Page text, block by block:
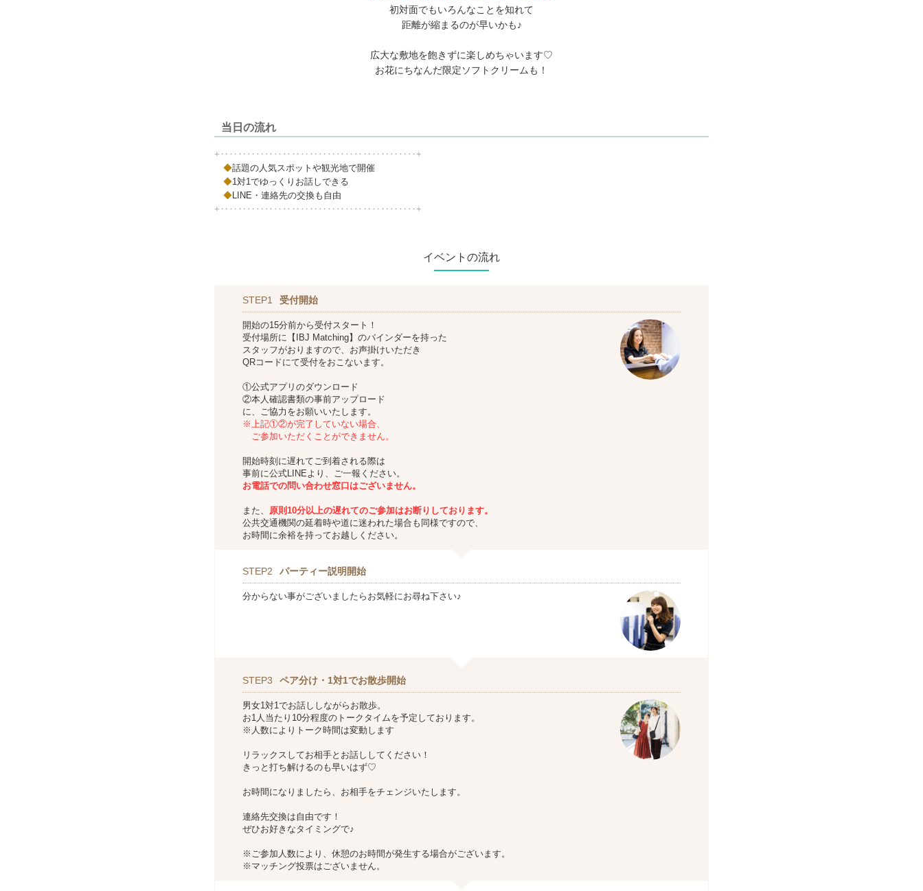
初対面でもいろんなことを知れて
距離が縮まるのが早いかも♪
広大な敷地を飽きずに楽しめちゃいます♡
お花にちなんだ限定ソフトクリームも！
当日の流れ
+‥‥‥‥‥‥‥‥‥‥‥‥‥‥‥‥‥‥‥‥‥‥+
◆話題の人気スポットや観光地で開催
◆1対1でゆっくりお話しできる
◆LINE・連絡先の交換も自由
+‥‥‥‥‥‥‥‥‥‥‥‥‥‥‥‥‥‥‥‥‥‥+
イベントの流れ
STEP1 受付開始
開始の15分前から受付スタート！
受付場所に【IBJ Matching】のバインダーを持った
スタッフがおりますので、お声掛けいただき
QRコードにて受付をおこないます。
①公式アプリのダウンロード
②本人確認書類の事前アップロード
に、ご協力をお願いいたします。
※上記①②が完了していない場合、
ご参加いただくことができません。
開始時刻に遅れてご到着される際は
事前に公式LINEより、ご一報ください。
お電話での問い合わせ窓口はございません。
また、 原則10分以上の遅れてのご参加はお断りしております。
公共交通機関の延着時や道に迷われた場合も同様ですので、
お時間に余裕を持ってお越しください。
STEP2 パーティー説明開始
分からない事がございましたらお気軽にお尋ね下さい♪
STEP3 ペア分け・1対1でお散歩開始
男女1対1でお話ししながらお散歩。
お1人当たり10分程度のトークタイムを予定しております。
※人数によりトーク時間は変動します
リラックスしてお相手とお話ししてください！
きっと打ち解けるのも早いはず♡
お時間になりましたら、お相手をチェンジいたします。
連絡先交換は自由です！
ぜひお好きなタイミングで♪
※ご参加人数により、休憩のお時間が発生する場合がございます。
※マッチング投票はございません。